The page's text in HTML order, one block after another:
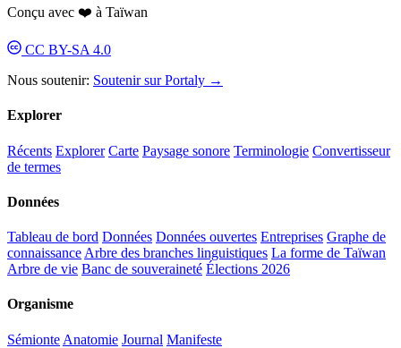
Conçu avec ❤️ à Taïwan
CC BY-SA 4.0
Nous soutenir: Soutenir sur Portaly →
Explorer
Récents Explorer Carte Paysage sonore Terminologie Convertisseur
de termes
Données
Tableau de bord Données Données ouvertes Entreprises Graphe de
connaissance Arbre des branches linguistiques La forme de Taïwan
Arbre de vie Banc de souveraineté Élections 2026
Organisme
Sémionte Anatomie Journal Manifeste